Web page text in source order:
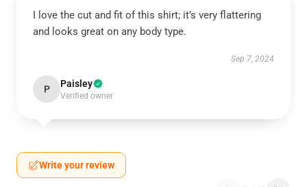
I love the cut and fit of this shirt; it’s very flattering
and looks great on any body type.
Sep 7, 2024
P Paisley
Verified owner
Write your review